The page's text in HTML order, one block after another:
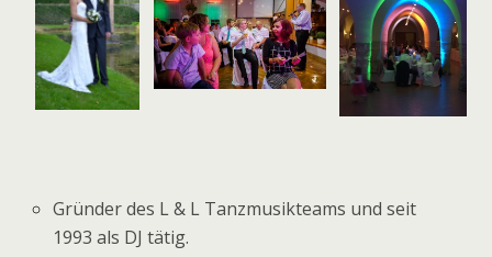
Gründer des L & L Tanzmusikteams und seit
1993 als DJ tätig.